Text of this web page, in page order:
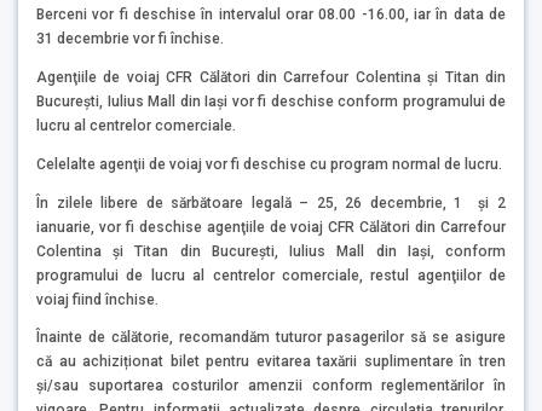
Berceni vor fi deschise în intervalul orar 08.00 -16.00, iar în data de
31 decembrie vor fi închise.
Agenţiile de voiaj CFR Călători din Carrefour Colentina şi Titan din
Bucureşti, Iulius Mall din Iași vor fi deschise conform programului de
lucru al centrelor comerciale.
Celelalte agenţii de voiaj vor fi deschise cu program normal de lucru.
În zilele libere de sărbătoare legală – 25, 26 decembrie, 1 şi 2
ianuarie, vor fi deschise agenţiile de voiaj CFR Călători din Carrefour
Colentina şi Titan din Bucureşti, Iulius Mall din Iași, conform
programului de lucru al centrelor comerciale, restul agenţiilor de
voiaj fiind închise.
Înainte de călătorie, recomandăm tuturor pasagerilor să se asigure
că au achiziționat bilet pentru evitarea taxării suplimentare în tren
și/sau suportarea costurilor amenzii conform reglementărilor în